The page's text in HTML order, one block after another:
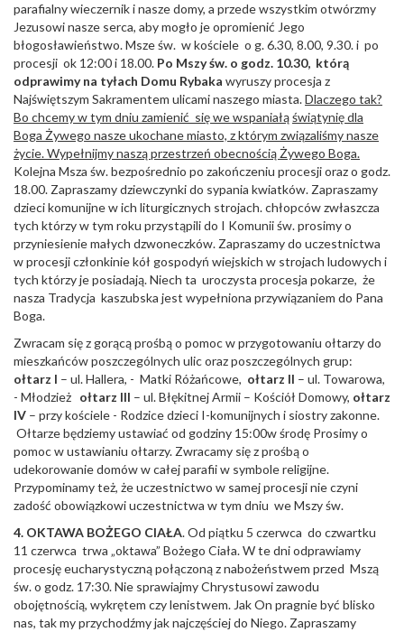
parafialny wieczernik i nasze domy, a przede wszystkim otwórzmy
Jezusowi nasze serca, aby mogło je opromienić Jego
błogosławieństwo. Msze św. w kościele o g. 6.30, 8.00, 9.30. i po
procesji ok 12:00 i 18.00. Po Mszyśw. o godz. 10.30, którą
odprawimy na tyłach Domu Rybaka wyruszy procesja z
Najświętszym Sakramentem ulicami naszego miasta.Dlaczego tak?
Bo chcemy w tym dniu zamienić sięwe wspaniałąświątyniędla
Boga Żywego nasze ukochane miasto, z którym związaliśmy nasze
życie. Wypełnijmy naszą przestrzeń obecnością Żywego Boga.
Kolejna Msza św. bezpośrednio po zakończeniu procesji oraz o godz.
18.00. Zapraszamy dziewczynki do sypania kwiatków. Zapraszamy
dzieci komunijne w ich liturgicznych strojach. chłopców zwłaszcza
tych którzy w tym roku przystąpili do I Komunii św. prosimy o
przyniesienie małych dzwoneczków. Zapraszamy do uczestnictwa
w procesji członkinie kół gospodyń wiejskich w strojach ludowych i
tych którzy je posiadają. Niech ta uroczysta procesja pokarze, że
nasza Tradycja kaszubska jest wypełniona przywiązaniem do Pana
Boga.
Zwracam się z gorącą prośbą o pomoc w przygotowaniu ołtarzy do
mieszkańców poszczególnych ulic oraz poszczególnych grup:
ołtarz I – ul. Hallera, - Matki Różańcowe, ołtarz II – ul. Towarowa,
- Młodzież ołtarz III – ul. Błękitnej Armii – Kościół Domowy, ołtarz
IV – przy kościele - Rodzice dzieci I-komunijnych i siostry zakonne.
Ołtarze będziemy ustawiać od godziny 15:00w środę Prosimy o
pomoc w ustawianiu ołtarzy. Zwracamy się z prośbą o
udekorowanie domów w całej parafii w symbole religijne.
Przypominamy też, że uczestnictwo w samej procesji nie czyni
zadość obowiązkowi uczestnictwa w tym dniu we Mszy św.
4. OKTAWA BOŻEGO CIAŁA. Od piątku 5 czerwca do czwartku
11 czerwca trwa „oktawa” Bożego Ciała. W te dni odprawiamy
procesję eucharystyczną połączoną z nabożeństwem przed Mszą
św. o godz. 17:30. Nie sprawiajmy Chrystusowi zawodu
obojętnością, wykrętem czy lenistwem. Jak On pragnie być blisko
nas, tak my przychodźmy jak najczęściej do Niego. Zapraszamy